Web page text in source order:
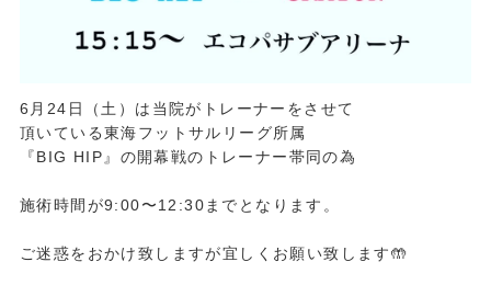
6月24日（土）は当院がトレーナーをさせて
頂いている東海フットサルリーグ所属
『BIG HIP』の開幕戦のトレーナー帯同の為
施術時間が9:00〜12:30までとなります。
ご迷惑をおかけ致しますが宜しくお願い致します🤲